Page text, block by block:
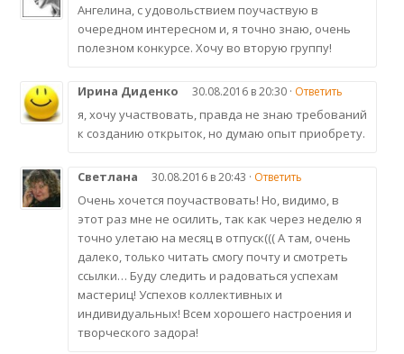
Ангелина, с удовольствием поучаствую в
очередном интересном и, я точно знаю, очень
полезном конкурсе. Хочу во вторую группу!
Ирина Диденко 30.08.2016 в 20:30 · Ответить
я, хочу участвовать, правда не знаю требований
к созданию открыток, но думаю опыт приобрету.
Светлана 30.08.2016 в 20:43 · Ответить
Очень хочется поучаствовать! Но, видимо, в
этот раз мне не осилить, так как через неделю я
точно улетаю на месяц в отпуск((( А там, очень
далеко, только читать смогу почту и смотреть
ссылки… Буду следить и радоваться успехам
мастериц! Успехов коллективных и
индивидуальных! Всем хорошего настроения и
творческого задора!